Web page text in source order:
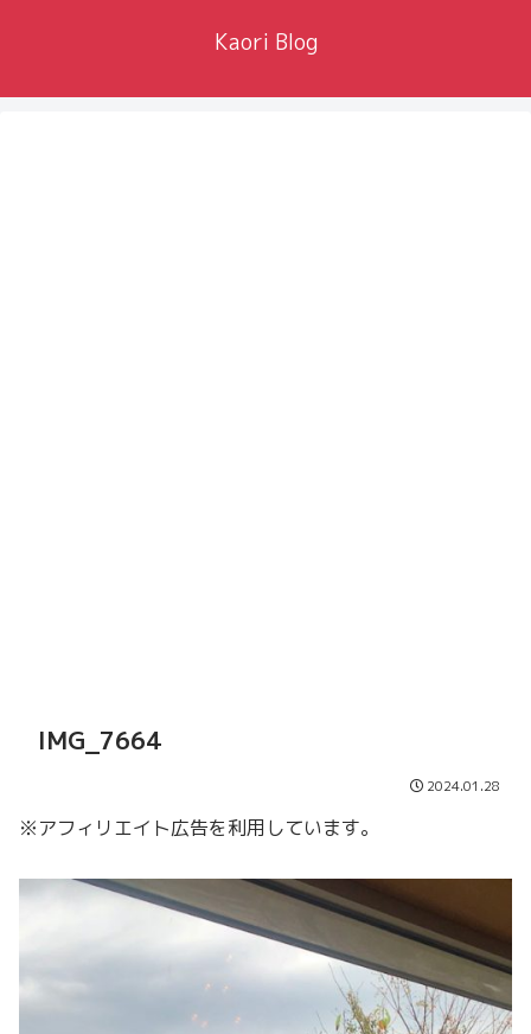
Kaori Blog
IMG_7664
2024.01.28
※アフィリエイト広告を利用しています。